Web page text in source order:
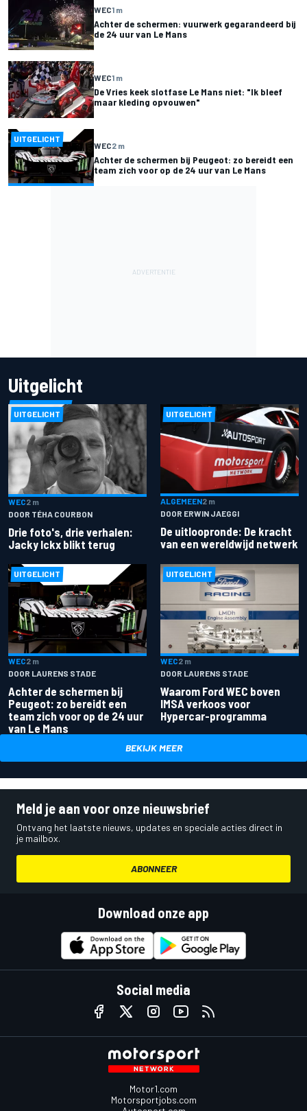
WEC1 m
Achter de schermen: vuurwerk gegarandeerd bij
de 24 uur van Le Mans
WEC1 m
De Vries keek slotfase Le Mans niet: "Ik bleef
maar kleding opvouwen"
UITGELICHT
WEC2 m
Achter de schermen bij Peugeot: zo bereidt een
team zich voor op de 24 uur van Le Mans
Uitgelicht
UITGELICHT
WEC2 m
DOOR TÉHA COURBON
Drie foto's, drie verhalen:
Jacky Ickx blikt terug
UITGELICHT
ALGEMEEN2 m
DOOR ERWIN JAEGGI
De uitloopronde: De kracht
van een wereldwijd netwerk
UITGELICHT
WEC2 m
DOOR LAURENS STADE
Achter de schermen bij
Peugeot: zo bereidt een
team zich voor op de 24 uur
van Le Mans
UITGELICHT
WEC2 m
DOOR LAURENS STADE
Waarom Ford WEC boven
IMSA verkoos voor
Hypercar-programma
BEKIJK MEER
Meld je aan voor onze nieuwsbrief
Ontvang het laatste nieuws, updates en speciale acties direct in
je mailbox.
ABONNEER
Download onze app
Social media
Motor1.com
Motorsportjobs.com